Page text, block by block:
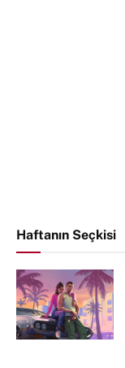
Haftanın Seçkisi